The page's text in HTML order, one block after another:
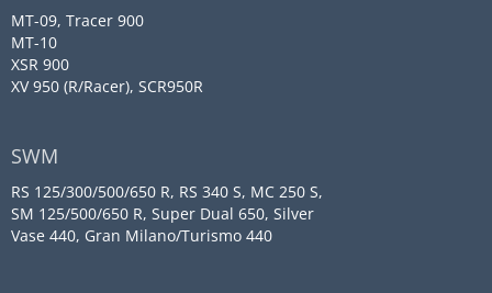
MT-09, Tracer 900
MT-10
XSR 900
XV 950 (R/Racer), SCR950R
SWM
RS 125/300/500/650 R, RS 340 S, MC 250 S,
SM 125/500/650 R, Super Dual 650, Silver
Vase 440, Gran Milano/Turismo 440